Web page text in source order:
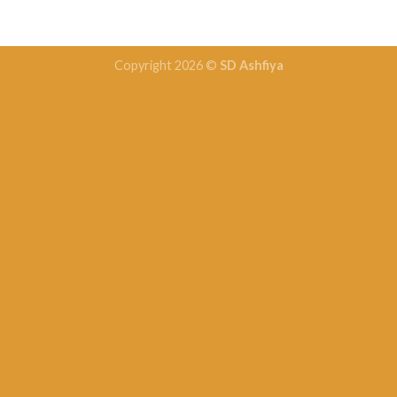
Copyright 2026 © SD Ashfiya